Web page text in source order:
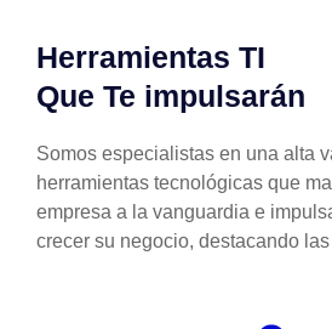
Herramientas TI
Que Te impulsarán
Somos especialistas en una alta
herramientas tecnológicas que
empresa a la vanguardia e
crecer su negocio, destacando